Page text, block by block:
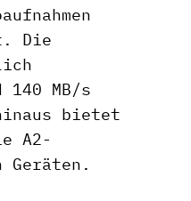
Die
MB/s
bietet
A2-